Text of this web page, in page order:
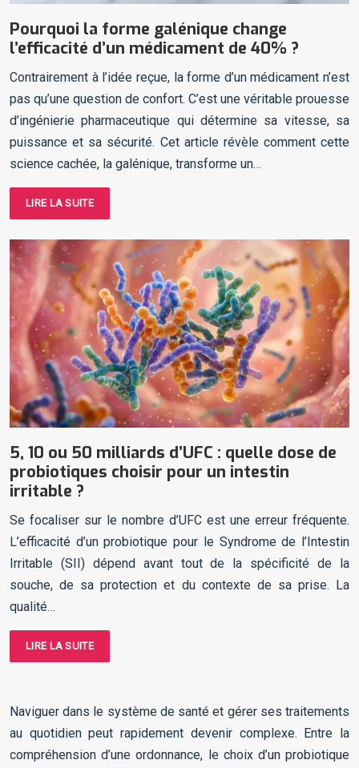
Pourquoi la forme galénique change
l’efficacité d’un médicament de 40% ?
Contrairement à l’idée reçue, la forme d’un médicament n’est
pas qu’une question de confort. C’est une véritable prouesse
d’ingénierie pharmaceutique qui détermine sa vitesse, sa
puissance et sa sécurité. Cet article révèle comment cette
science cachée, la galénique, transforme un…
LIRE LA SUITE
5, 10 ou 50 milliards d’UFC : quelle dose de
probiotiques choisir pour un intestin
irritable ?
Se focaliser sur le nombre d’UFC est une erreur fréquente.
L’efficacité d’un probiotique pour le Syndrome de l’Intestin
Irritable (SII) dépend avant tout de la spécificité de la
souche, de sa protection et du contexte de sa prise. La
qualité…
LIRE LA SUITE
Naviguer dans le système de santé et gérer ses traitements
au quotidien peut rapidement devenir complexe. Entre la
compréhension d’une ordonnance, le choix d’un probiotique